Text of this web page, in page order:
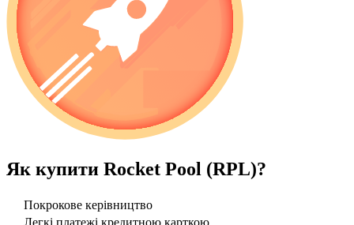
Як купити Rocket Pool (RPL)?
Покрокове керівництво